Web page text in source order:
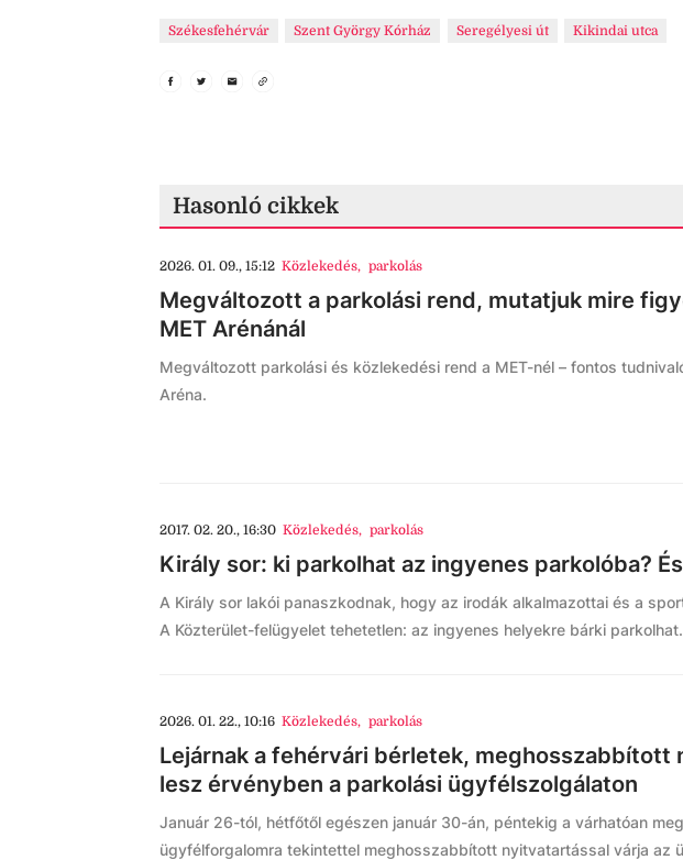
Székesfehérvár Szent György Kórház Seregélyesi út Kikindai utca
Hasonló cikkek
2026. 01. 09., 15:12 Közlekedés, parkolás
Megváltozott a parkolási rend, mutatjuk mire
MET Arénánál
Megváltozott parkolási és közlekedési rend a MET-nél – fontos
Aréna.
2017. 02. 20., 16:30 Közlekedés, parkolás
Király sor: ki parkolhat az ingyenes parkolóba?
A Király sor lakói panaszkodnak, hogy az irodák alkalmazottai és a
A Közterület-felügyelet tehetetlen: az ingyenes helyekre bárki
2026. 01. 22., 10:16 Közlekedés, parkolás
Lejárnak a fehérvári bérletek, meghosszabbított
lesz érvényben a parkolási ügyfélszolgálaton
Január 26-tól, hétfőtől egészen január 30-án, péntekig a várhatóan
ügyfélforgalomra tekintettel meghosszabbított nyitvatartással várja az